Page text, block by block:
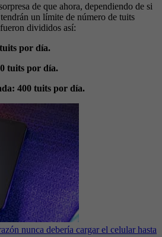
de que ahora, dependiendo de si
un límite de número de tuits
divididos así:
por día.
tuits por día.
400 tuits por día.
nunca debería cargar el celular hasta